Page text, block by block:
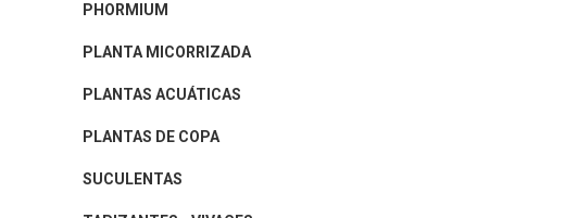
PHORMIUM
PLANTA MICORRIZADA
PLANTAS ACUÁTICAS
PLANTAS DE COPA
SUCULENTAS